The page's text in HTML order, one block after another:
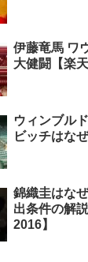
伊藤竜馬 ワ
大健闘【楽
ウィンブル
ビッチはな
錦織圭はな
出条件の解
2016】